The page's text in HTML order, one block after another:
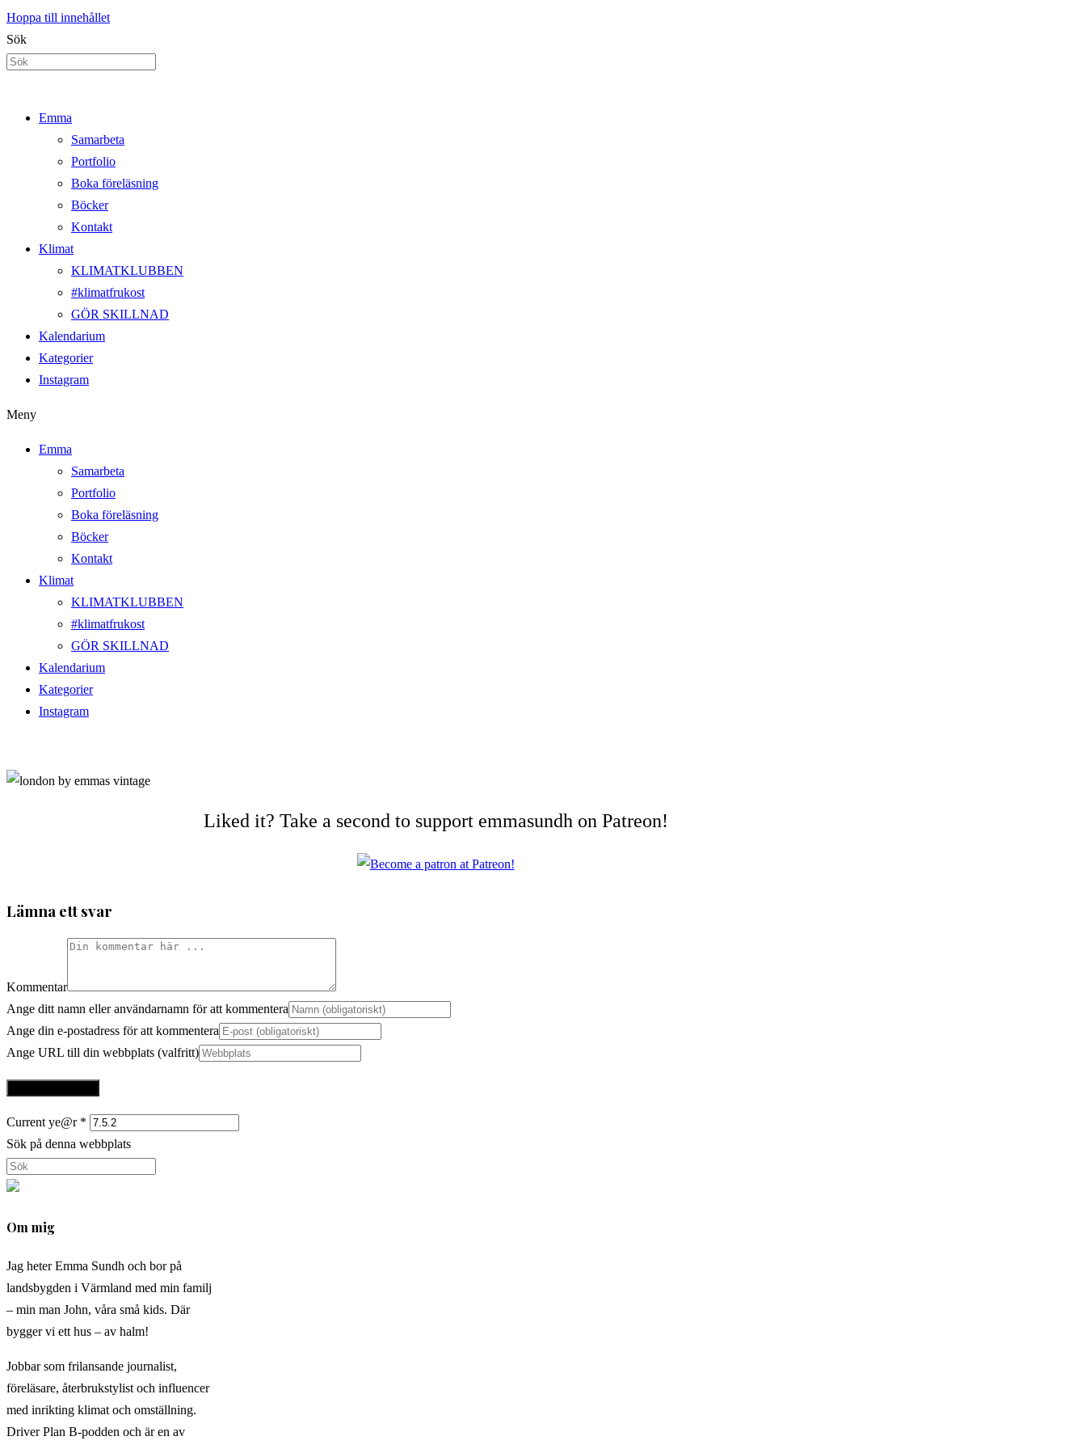
Hoppa till innehållet
Sök
Emma
Samarbeta
Portfolio
Boka föreläsning
Böcker
Kontakt
Klimat
KLIMATKLUBBEN
#klimatfrukost
GÖR SKILLNAD
Kalendarium
Kategorier
Instagram
Meny
Emma
Samarbeta
Portfolio
Boka föreläsning
Böcker
Kontakt
Klimat
KLIMATKLUBBEN
#klimatfrukost
GÖR SKILLNAD
Kalendarium
Kategorier
Instagram
Liked it? Take a second to support emmasundh on Patreon!
Lämna ett svar
Kommentar
Ange ditt namn eller användarnamn för att kommentera
Ange din e-postadress för att kommentera
Ange URL till din webbplats (valfritt)
Current ye@r *
Sök på denna webbplats
Om mig
Jag heter Emma Sundh och bor på
landsbygden i Värmland med min familj
– min man John, våra små kids. Där
bygger vi ett hus – av halm!
Jobbar som frilansande journalist,
föreläsare, återbrukstylist och influencer
med inrikting klimat och omställning.
Driver Plan B-podden och är en av